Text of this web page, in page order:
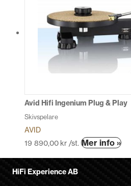
Avid Hifi Ingenium Plug & Play
Skivspelare
AVID
19 890,00 kr /st. Mer info »Den
HiFi Experience AB